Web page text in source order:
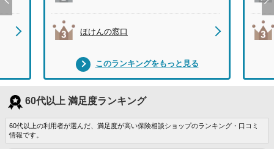
ほけんの窓口
このランキングをもっと見る
60代以上 満足度ランキング
60代以上の利用者が選んだ、満足度が高い保険相談ショップのランキング・口コミ
情報です。